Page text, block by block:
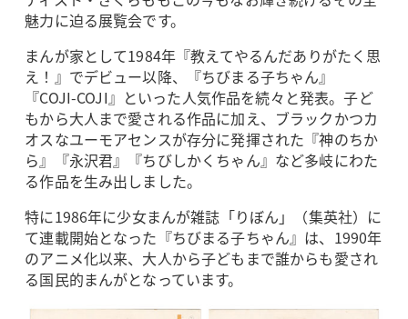
魅力に迫る展覧会です。
まんが家として1984年『教えてやるんだありがたく思
え！』でデビュー以降、『ちびまる子ちゃん』
『COJI-COJI』といった人気作品を続々と発表。子ど
もから大人まで愛される作品に加え、ブラックかつカ
オスなユーモアセンスが存分に発揮された『神のちか
ら』『永沢君』『ちびしかくちゃん』など多岐にわた
る作品を生み出しました。
特に1986年に少女まんが雑誌「りぼん」（集英社）に
て連載開始となった『ちびまる子ちゃん』は、1990年
のアニメ化以来、大人から子どもまで誰からも愛され
る国民的まんがとなっています。